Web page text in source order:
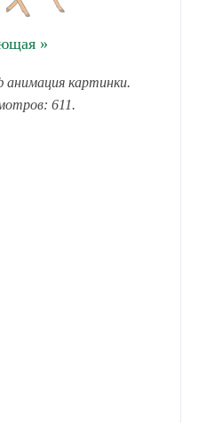
»
анимация картинки.
611.